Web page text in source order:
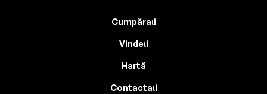
Cumpărați
Vindeți
Hartă
Contactați